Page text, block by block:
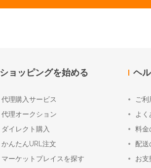
ショッピングを始める
代理購入サービス
代理オークション
ダイレクト購入
かんたんURL注文
マーケットプレイスを探す
ヘ
ご利
よく
料金
配送
お支